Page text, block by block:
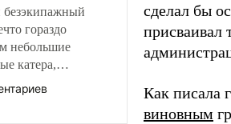
безэкипажный
гораздо
небольшие
катера,
уже
Задача по
сделал бы
присваивал
Как писала
виновным